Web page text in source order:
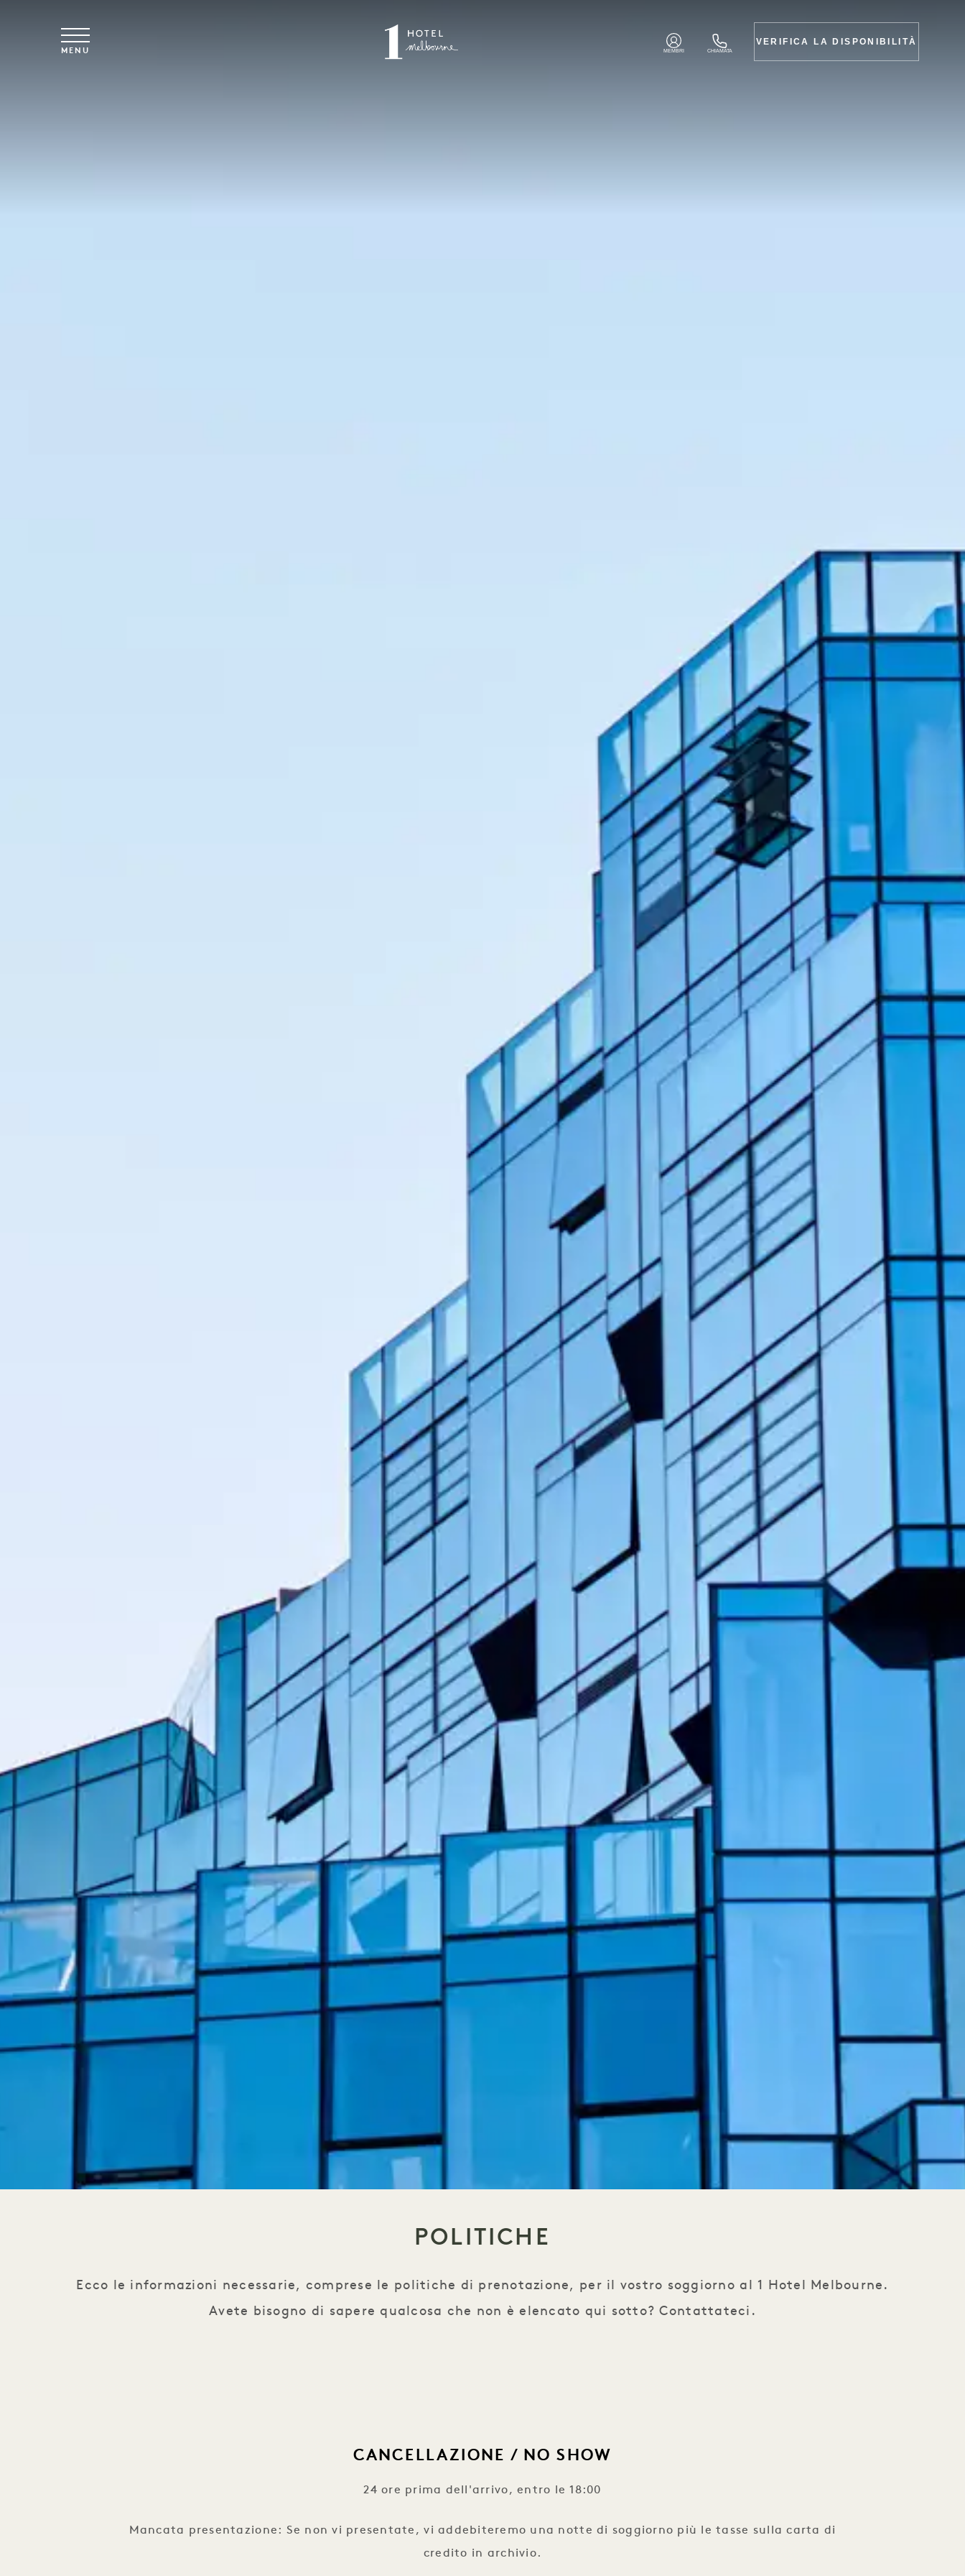
MENU MEMBRI CHIAMATA
VERIFICA LA DISPONIBILITÀ
POLITICHE
Ecco le informazioni necessarie, comprese le politiche di prenotazione, per il vostro soggiorno al 1 Hotel Melbourne.
Avete bisogno di sapere qualcosa che non è elencato qui sotto? Contattateci.
CANCELLAZIONE / NO SHOW
24 ore prima dell'arrivo, entro le 18:00
Mancata presentazione: Se non vi presentate, vi addebiteremo una notte di soggiorno più le tasse sulla carta di
credito in archivio.